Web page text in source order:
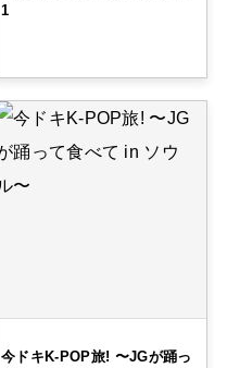
1
今ドキK-POP旅! 〜JGが踊っ